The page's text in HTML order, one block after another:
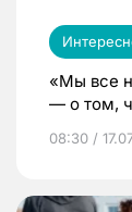
«Мы все
— о том,
08:30 /